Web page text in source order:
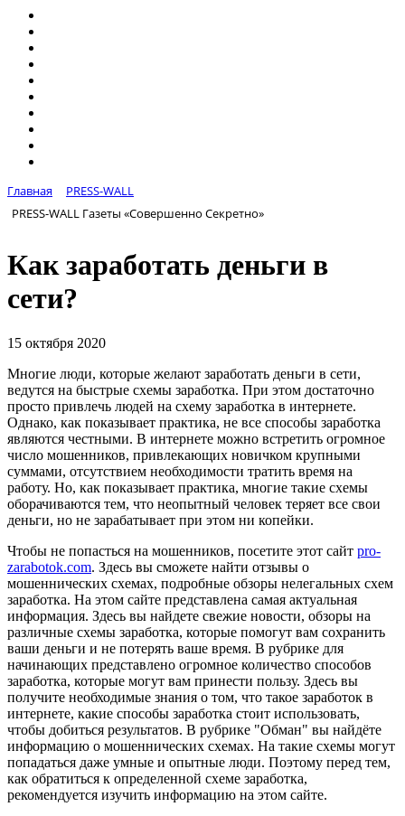
Главная
PRESS-WALL
PRESS-WALL Газеты «Совершенно Секретно»
Как заработать деньги в
сети?
15 октября 2020
Многие люди, которые желают заработать деньги в сети,
ведутся на быстрые схемы заработка. При этом достаточно
просто привлечь людей на схему заработка в интернете.
Однако, как показывает практика, не все способы заработка
являются честными. В интернете можно встретить огромное
число мошенников, привлекающих новичком крупными
суммами, отсутствием необходимости тратить время на
работу. Но, как показывает практика, многие такие схемы
оборачиваются тем, что неопытный человек теряет все свои
деньги, но не зарабатывает при этом ни копейки.
Чтобы не попасться на мошенников, посетите этот сайт pro-
zarabotok.com. Здесь вы сможете найти отзывы о
мошеннических схемах, подробные обзоры нелегальных схем
заработка. На этом сайте представлена самая актуальная
информация. Здесь вы найдете свежие новости, обзоры на
различные схемы заработка, которые помогут вам сохранить
ваши деньги и не потерять ваше время. В рубрике для
начинающих представлено огромное количество способов
заработка, которые могут вам принести пользу. Здесь вы
получите необходимые знания о том, что такое заработок в
интернете, какие способы заработка стоит использовать,
чтобы добиться результатов. В рубрике "Обман" вы найдёте
информацию о мошеннических схемах. На такие схемы могут
попадаться даже умные и опытные люди. Поэтому перед тем,
как обратиться к определенной схеме заработка,
рекомендуется изучить информацию на этом сайте.